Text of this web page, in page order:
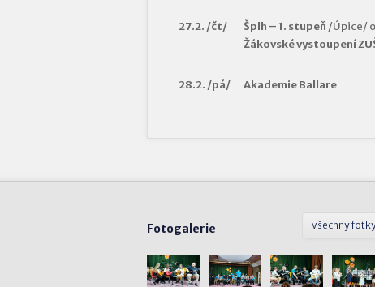
27.2. /čt/ Šplh – 1. stupeň /Úpice/
Žákovské vystoupení
28.2. /pá/ Akademie Ballare
všechny
Fotogalerie